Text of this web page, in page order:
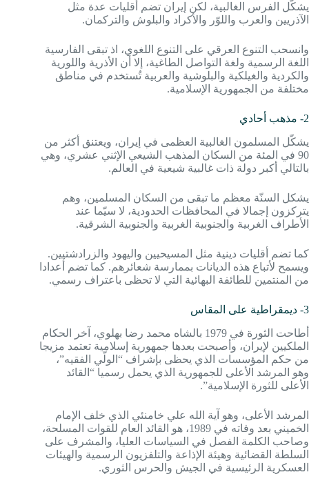
يشكّل الفرس الغالبية، لكن إيران تضم أقليات عدة مثل
الآذريين والعرب واللوّر والأكراد والبلوش والتركمان.
وانسحب التنوع العرقي على التنوع اللغوي، اذ تبقى الفارسية
اللغة الرسمية ولغة التواصل الطاغية، إلا أن الأذرية واللورية
والكردية والغيلكية والبلوشية والعربية تُستخدم في مناطق
مختلفة من الجمهورية الإسلامية.
2- مذهب أحادي
يشكّل المسلمون الغالبية العظمى في إيران، ويعتنق أكثر من
90 في المئة من السكان المذهب الشيعي الإثني عشري، وهي
بالتالي أكبر دولة ذات غالبية شيعية في العالم.
يشكل السنّة معظم ما تبقى من السكان المسلمين، وهم
يتركزون إجمالا في المحافظات الحدودية، لا سيّما عند
الأطراف الغربية والجنوبية الغربية والجنوبية الشرقية.
كما تضم أقليات دينية مثل المسيحيين واليهود والزرادشتيين.
ويسمح لأتباع هذه الديانات بممارسة شعائرهم. كما تضم أعدادا
من المنتمين للطائفة البهائية التي لا تحظى باعتراف رسمي.
3- ديمقراطية على المقاس
أطاحت الثورة في 1979 بالشاه محمد رضا بهلوي، آخر الحكام
الملكيين لإيران، وأصبحت بعدها جمهورية إسلامية تعتمد مزيجا
من حكم المؤسسات الذي يحظى بإشراف “الولّي الفقيه”،
وهو المرشد الأعلى للجمهورية الذي يحمل رسميا “القائد
الأعلى للثورة الإسلامية”.
المرشد الأعلى، وهو آية الله علي خامنئي الذي خلف الإمام
الخميني بعد وفاته في 1989، هو القائد العام للقوات المسلحة،
وصاحب الكلمة الفصل في السياسات العليا، والمشرف على
السلطة القضائية وهيئة الإذاعة والتلفزيون الرسمية والهيئات
العسكرية الرئيسية في الجيش والحرس الثوري.